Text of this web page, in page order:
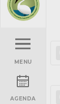
MENU
AGENDA